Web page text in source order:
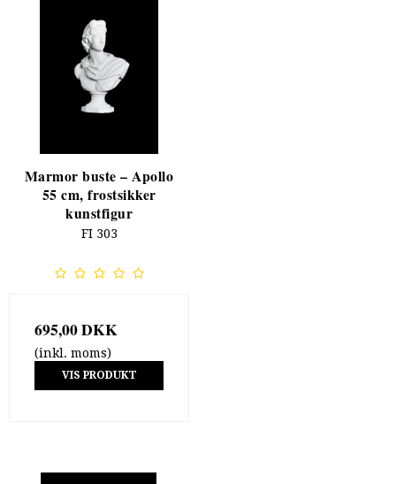
Marmor buste – Apollo
55 cm, frostsikker
kunstfigur
FI 303
695,00 DKK
(inkl. moms)
VIS PRODUKT